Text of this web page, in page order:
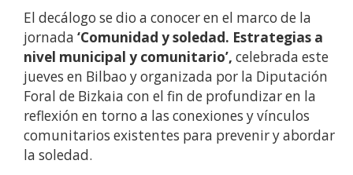
El decálogo se dio a conocer en el marco de la
jornada ‘Comunidad y soledad. Estrategias a
nivel municipal y comunitario’, celebrada este
jueves en Bilbao y organizada por la Diputación
Foral de Bizkaia con el fin de profundizar en la
reflexión en torno a las conexiones y vínculos
comunitarios existentes para prevenir y abordar
la soledad.